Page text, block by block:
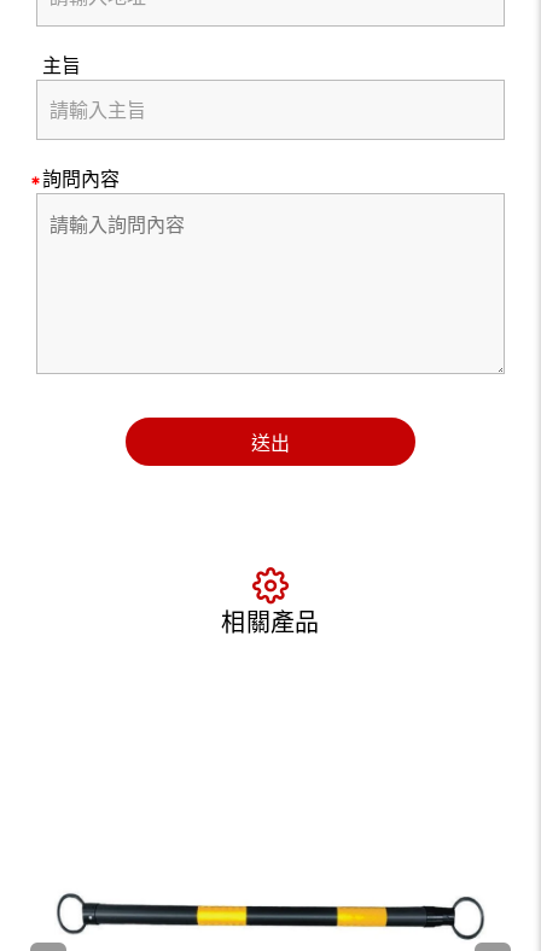
主旨
詢問內容
送出
相關產品